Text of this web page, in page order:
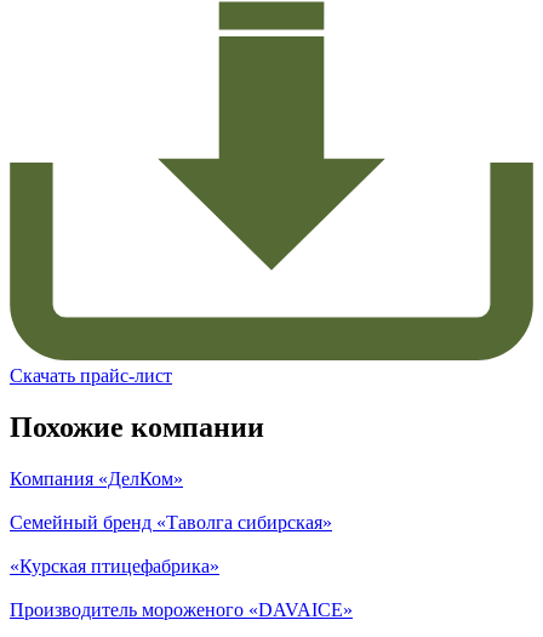
Скачать прайс-лист
Похожие компании
Компания «ДелКом»
Семейный бренд «Таволга сибирская»
«Курская птицефабрика»
Производитель мороженого «DAVAICE»